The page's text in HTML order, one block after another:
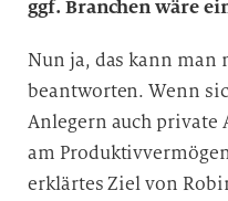
ggf. Branchen wäre
Nun ja, das kann
beantworten. Wenn
Anlegern auch private
am
erklärtes Ziel von